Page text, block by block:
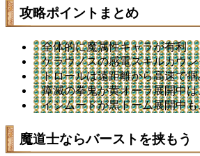
攻略ポイントまとめ
全体的に魔属性キャラが有利
ケラウノスの感電スキルカウ
トロールは遠距離から高速で
瘴滅の拳鬼が黄オーラ展開中
イシムードが黒ドーム展開中
魔道士ならバーストを挟もう